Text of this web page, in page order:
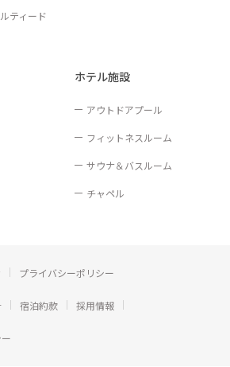
ティード
ホテル施設
アウトドアプール
フィットネスルーム
サウナ＆バスルーム
チャペル
プライバシーポリシー
宿泊約款 採用情報